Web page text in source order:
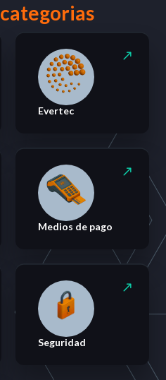
categorias
Evertec
Medios de pago
Seguridad